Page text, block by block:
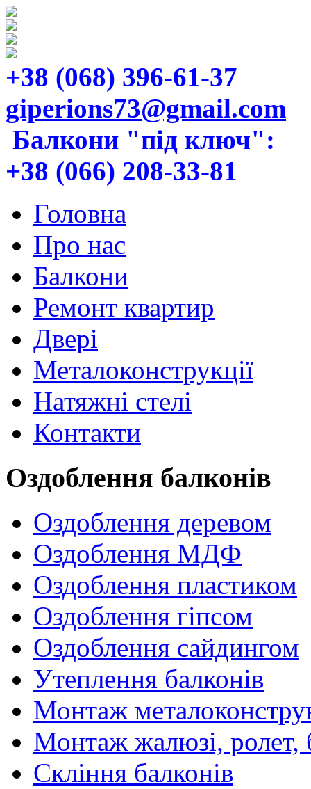
+38 (068) 396-61-37
giperions73@gmail.com
Балкони "під ключ":
+38 (066) 208-33-81
Головна
Про нас
Балкони
Ремонт квартир
Двері
Металоконструкції
Натяжні стелі
Контакти
Оздоблення балконів
Оздоблення деревом
Оздоблення МДФ
Оздоблення пластиком
Оздоблення гіпсом
Оздоблення сайдингом
Утеплення балконів
Монтаж
Монтаж жалюзі, ролет,
Скління балконів